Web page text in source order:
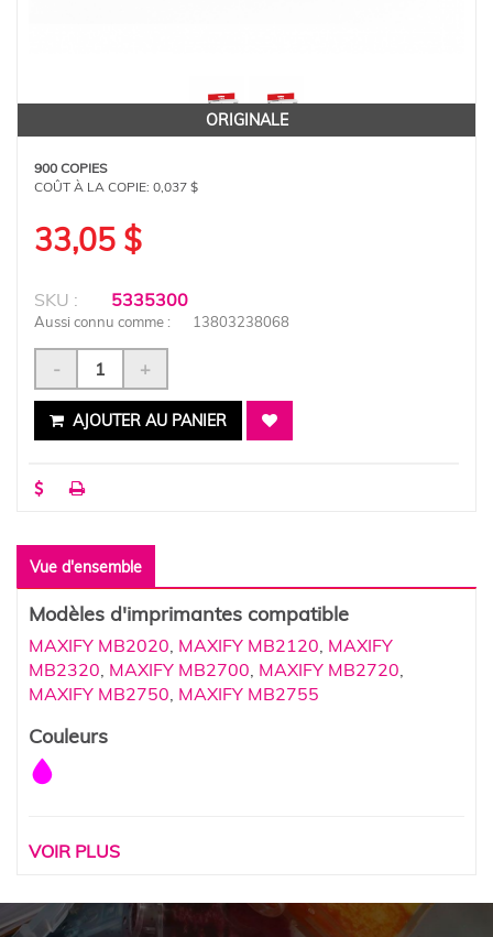
ORIGINALE
900 COPIES
COÛT À LA COPIE: 0,037 $
33,05 $
SKU : 5335300
Aussi connu comme : 13803238068
- +
AJOUTER AU PANIER
Vue d'ensemble
Modèles d'imprimantes compatible
MAXIFY MB2020 MAXIFY MB2120 MAXIFY
MB2320 MAXIFY MB2700 MAXIFY MB2720
MAXIFY MB2750 MAXIFY MB2755
Couleurs
VOIR PLUS